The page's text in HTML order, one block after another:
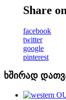
Share
facebook
twitter
google
pinterest
ხშირად